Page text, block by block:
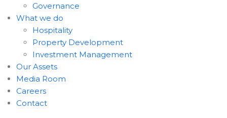
Governance
What we do
Hospitality
Property Development
Investment Management
Our Assets
Media Room
Careers
Contact